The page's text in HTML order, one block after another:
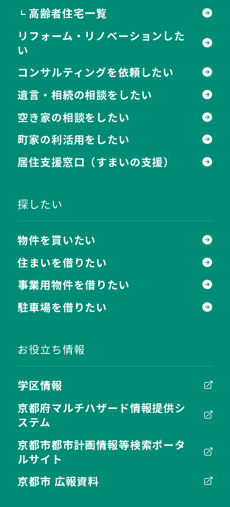
┗ 高齢者住宅一覧
リフォーム・リノベーションした
い
コンサルティングを依頼したい
遺言・相続の相談をしたい
空き家の相談をしたい
町家の利活用をしたい
居住支援窓口 （すまいの支援）
探したい
物件を買いたい
住まいを借りたい
事業用物件を借りたい
駐車場を借りたい
お役立ち情報
学区情報
京都府マルチハザード情報提供シ
ステム
京都市都市計画情報等検索ポータ
ルサイト
京都市 広報資料